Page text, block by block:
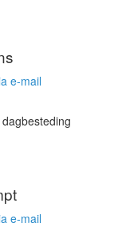
e-mail
e-mail